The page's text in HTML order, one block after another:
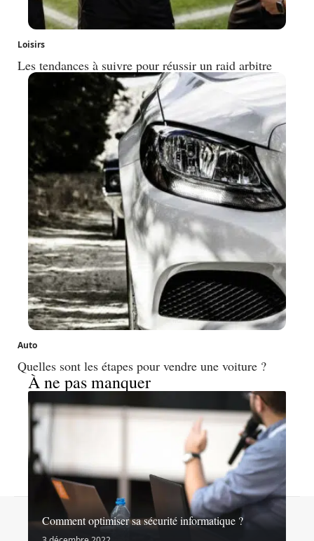
Loisirs
Les tendances à suivre pour réussir un raid arbitre
Auto
Quelles sont les étapes pour vendre une voiture ?
À ne pas manquer
Comment optimiser sa sécurité informatique ?
© 2026 | noslibertes.org
Mentions légales Sitemap